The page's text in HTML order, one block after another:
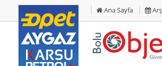
Ana Sayfa